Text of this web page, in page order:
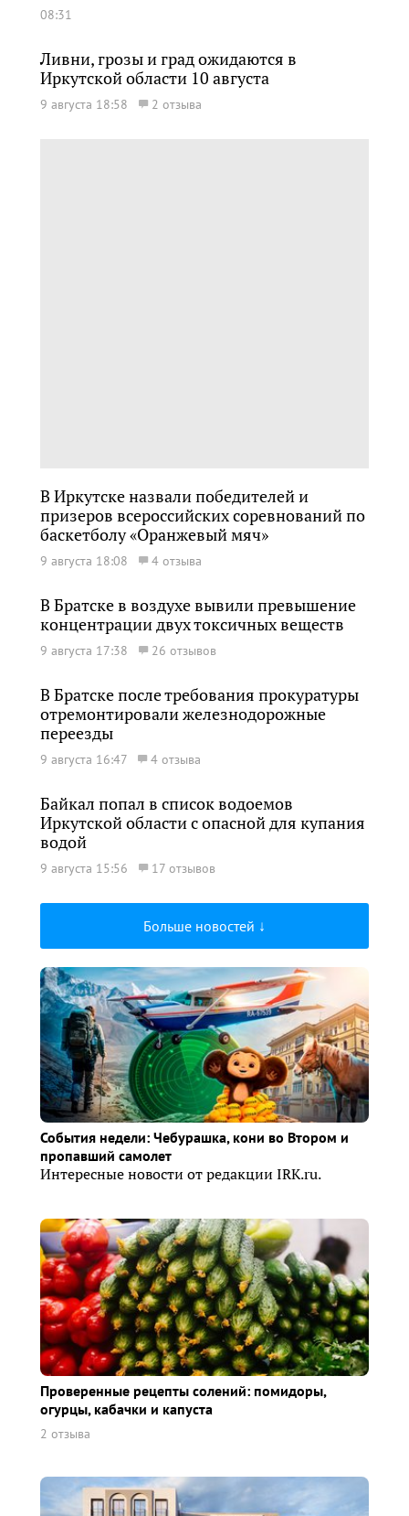
08:31
Ливни, грозы и град ожидаются в
Иркутской области 10 августа
9 августа 18:58 2 отзыва
В Иркутске назвали победителей и
призеров всероссийских соревнований по
баскетболу «Оранжевый мяч»
9 августа 18:08 4 отзыва
В Братске в воздухе вывили превышение
концентрации двух токсичных веществ
9 августа 17:38 26 отзывов
В Братске после требования прокуратуры
отремонтировали железнодорожные
переезды
9 августа 16:47 4 отзыва
Байкал попал в список водоемов
Иркутской области с опасной для купания
водой
9 августа 15:56 17 отзывов
Больше новостей
События недели: Чебурашка, кони во Втором и
пропавший самолет
Интересные новости от редакции IRK.ru.
Проверенные рецепты солений: помидоры,
огурцы, кабачки и капуста
2 отзыва